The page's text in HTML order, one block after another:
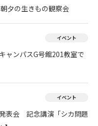
夕の生きもの観察会
イベント
ャンパスG号館201教室で
イベント
表会 記念講演「シカ問題